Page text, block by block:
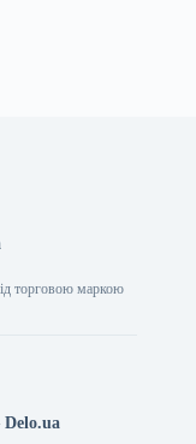
торговою маркою
Delo.ua